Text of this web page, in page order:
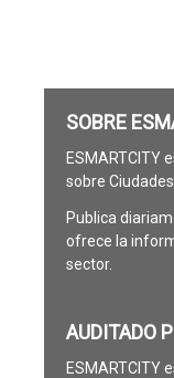
SOBRE
ESMARTCITY
sobre
Publica
ofrece la
sector.
AUDITADO
ESMARTCITY